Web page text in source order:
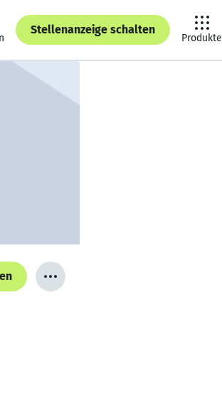
Stellenanzeige schalten
Produkte